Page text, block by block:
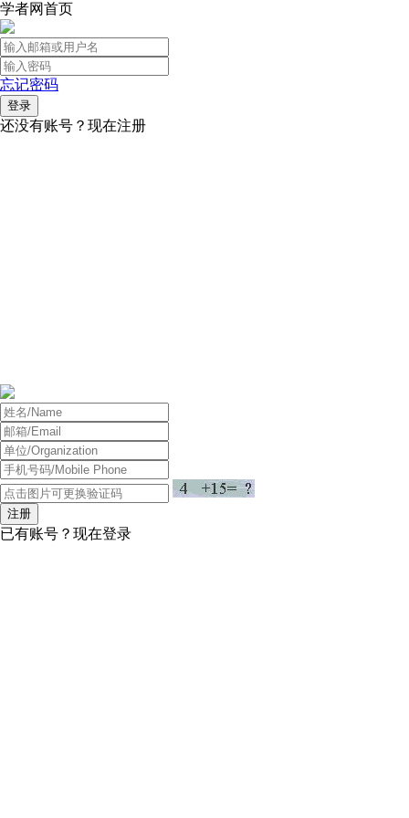
学者网首页
忘记密码
还没有账号？ 现在注册
注册
已有账号？ 现在登录